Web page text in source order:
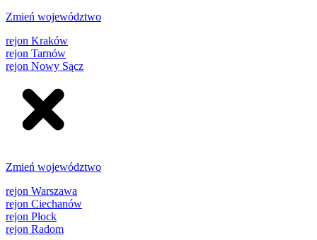
Zmień województwo
rejon Kraków
rejon Tarnów
rejon Nowy Sącz
Zmień województwo
rejon Warszawa
rejon Ciechanów
rejon Płock
rejon Radom